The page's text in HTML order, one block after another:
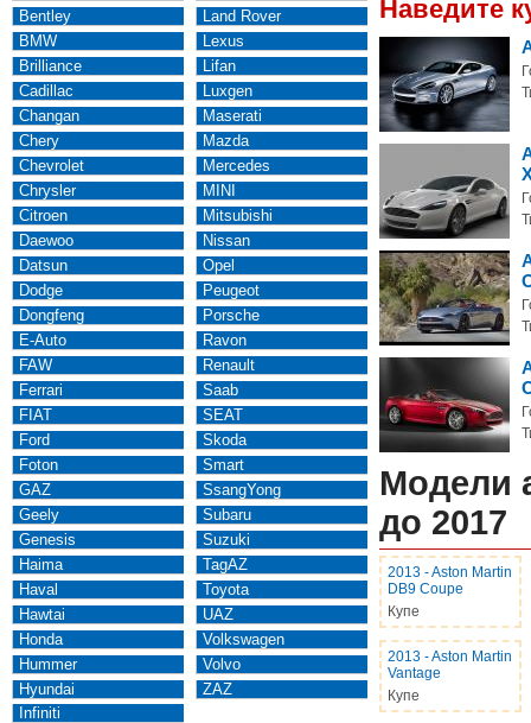
Bentley
BMW
Brilliance
Cadillac
Changan
Chery
Chevrolet
Chrysler
Citroen
Daewoo
Datsun
Dodge
Dongfeng
E-Auto
FAW
Ferrari
FIAT
Ford
Foton
GAZ
Geely
Genesis
Haima
Haval
Hawtai
Honda
Hummer
Hyundai
Infiniti
Land Rover
Lexus
Lifan
Luxgen
Maserati
Mazda
Mercedes
MINI
Mitsubishi
Nissan
Opel
Peugeot
Porsche
Ravon
Renault
Saab
SEAT
Skoda
Smart
SsangYong
Subaru
Suzuki
TagAZ
Toyota
UAZ
Volkswagen
Volvo
ZAZ
Наведите
Модели
до 2017
2013-Aston Martin
DB9 Coupe
Купе
2013-Aston Martin
Vantage
Купе